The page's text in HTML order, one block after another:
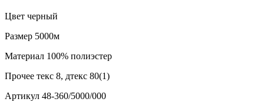
Цвет черный
Размер 5000м
Материал 100% полиэстер
Прочее текс 8, дтекс 80(1)
Артикул 48-360/5000/000